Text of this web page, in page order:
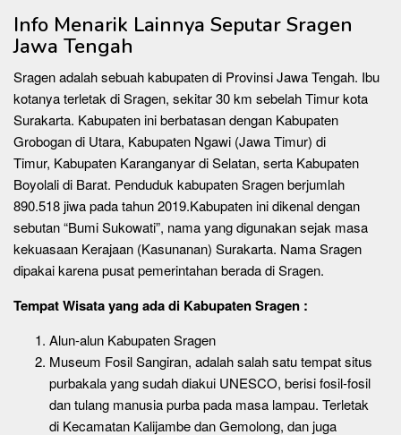
Info Menarik Lainnya Seputar Sragen
Jawa Tengah
Sragen adalah sebuah kabupaten di Provinsi Jawa Tengah. Ibu
kotanya terletak di Sragen, sekitar 30 km sebelah Timur kota
Surakarta. Kabupaten ini berbatasan dengan Kabupaten
Grobogan di Utara, Kabupaten Ngawi (Jawa Timur) di
Timur, Kabupaten Karanganyar di Selatan, serta Kabupaten
Boyolali di Barat. Penduduk kabupaten Sragen berjumlah
890.518 jiwa pada tahun 2019.Kabupaten ini dikenal dengan
sebutan “Bumi Sukowati”, nama yang digunakan sejak masa
kekuasaan Kerajaan (Kasunanan) Surakarta. Nama Sragen
dipakai karena pusat pemerintahan berada di Sragen.
Tempat Wisata yang ada di Kabupaten Sragen :
Alun-alun Kabupaten Sragen
Museum Fosil Sangiran, adalah salah satu tempat situs
purbakala yang sudah diakui UNESCO, berisi fosil-fosil
dan tulang manusia purba pada masa lampau. Terletak
di Kecamatan Kalijambe dan Gemolong, dan juga